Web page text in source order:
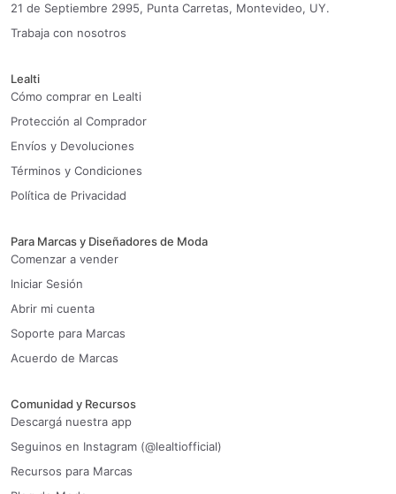
21 de Septiembre 2995, Punta Carretas, Montevideo, UY.
Trabaja con nosotros
Lealti
Cómo comprar en Lealti
Protección al Comprador
Envíos y Devoluciones
Términos y Condiciones
Política de Privacidad
Para Marcas y Diseñadores de Moda
Comenzar a vender
Iniciar Sesión
Abrir mi cuenta
Soporte para Marcas
Acuerdo de Marcas
Comunidad y Recursos
Descargá nuestra app
Seguinos en Instagram (@lealtiofficial)
Recursos para Marcas